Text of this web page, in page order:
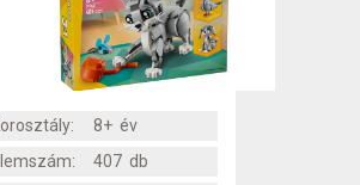
8+ év
407 db